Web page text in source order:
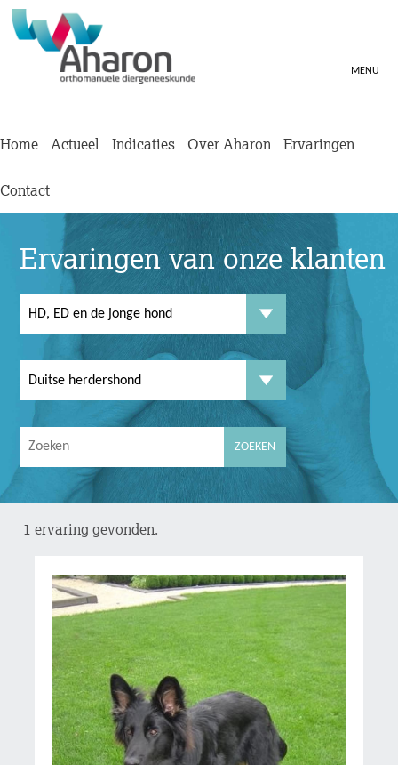
MENU
Home Actueel Indicaties Over Aharon Ervaringen
Contact
Ervaringen van onze klanten
1 ervaring gevonden.